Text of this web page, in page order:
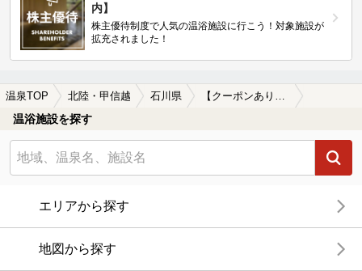
内】
株主優待制度で人気の温浴施設に行こう！対象施設が
拡充されました！
温泉TOP 北陸・甲信越 石川県
温浴施設を探す
エリアから探す
地図から探す